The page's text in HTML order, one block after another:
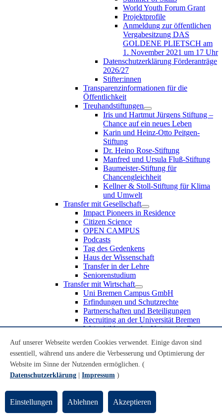
World Youth Forum Grant
Projektprofile
Anmeldung zur öffentlichen
Vergabesitzung DAS
GOLDENE PLIETSCH am
1. November 2021 um 17 Uhr
Datenschutzerklärung Förderanträge
2026/27
Stifter:innen
Transparenzinformationen für die
Öffentlichkeit
Treuhandstiftungen
Iris und Hartmut Jürgens Stiftung –
Chance auf ein neues Leben
Karin und Heinz-Otto Peitgen-
Stiftung
Dr. Heino Rose-Stiftung
Manfred und Ursula Fluß-Stiftung
Baumeister-Stiftung für
Chancengleichheit
Kellner & Stoll-Stiftung für Klima
und Umwelt
Transfer mit Gesellschaft
Impact Pioneers in Residence
Citizen Science
OPEN CAMPUS
Podcasts
Tag des Gedenkens
Haus der Wissenschaft
Transfer in der Lehre
Seniorenstudium
Transfer mit Wirtschaft
Uni Bremen Campus GmbH
Erfindungen und Schutzrechte
Partnerschaften und Beteiligungen
Recruiting an der Universität Bremen
Weiterbildung an der Universität Bremen
Schülerinnen und Schüler
MINT-Schnupperstudium
Schulklassen
Lehrkräfte
UniTransfer - Servicestelle für Transferaktivitäten
Transfermagazin der Universität Bremen
Auf unserer Webseite werden Cookies verwendet. Einige davon sind
essentiell, während uns andere die Verbesserung und Optimierung der
Website im Sinne der Nutzenden ermöglichen. (
Datenschutzerklärung
Impressum )
Einstellungen Ablehnen Akzeptieren